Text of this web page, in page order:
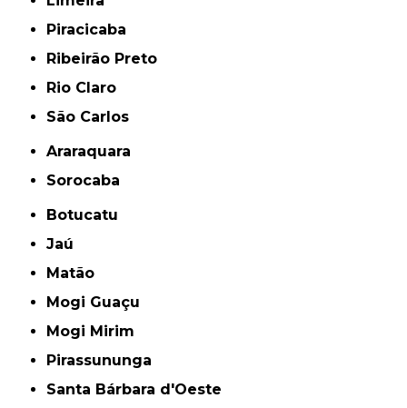
Piracicaba
Ribeirão Preto
Rio Claro
São Carlos
Araraquara
Sorocaba
Botucatu
Jaú
Matão
Mogi Guaçu
Mogi Mirim
Pirassununga
Santa Bárbara d'Oeste